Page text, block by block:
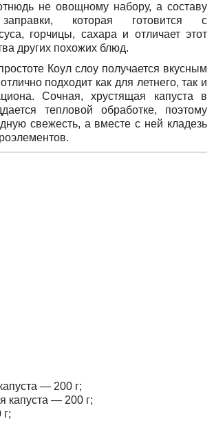
не овощному набору, а составу
заправки, которая готовится с
горчицы, сахара и отличает этот
других похожих блюд.
Коул слоу получается вкусным
подходит как для летнего, так и
Сочная, хрустящая капуста в
тепловой обработке, поэтому
свежесть, а вместе с ней кладезь
— 200 г;
капуста — 200 г;